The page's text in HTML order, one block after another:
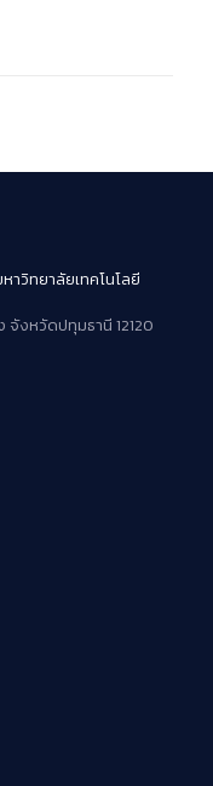
าวิทยาลัยเทคโนโลยี
งหวัดปทุมธานี 12120